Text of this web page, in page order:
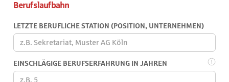
Berufslaufbahn
LETZTE BERUFLICHE STATION (POSITION, UNTERNEHMEN)
EINSCHLÄGIGE BERUFSERFAHRUNG IN JAHREN